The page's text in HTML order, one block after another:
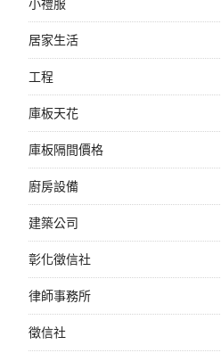
居家生活
工程
庫板天花
庫板隔間價格
廚房設備
建築公司
彰化徵信社
律師事務所
徵信社